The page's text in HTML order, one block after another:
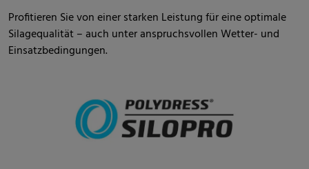
Profitieren Sie von einer starken Leistung für eine optimale
Silagequalität – auch unter anspruchsvollen Wetter- und
Einsatzbedingungen.